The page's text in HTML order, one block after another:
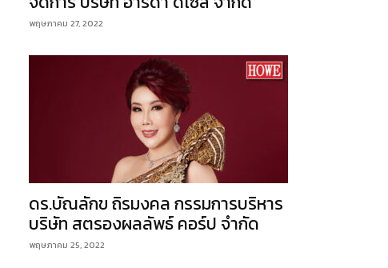
พฤษภาคม 27, 2022
ดร.บัณลักข ถิรมงคล กรรมการบริหาร
บริษัท สตรองผลลัพธ์ คอร์ป จำกัด
พฤษภาคม 25, 2022